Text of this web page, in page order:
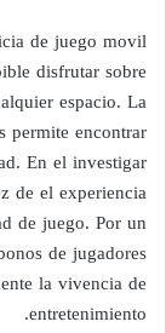
de juego movil
disfrutar sobre
espacio. La
encontrar
En el investigar
de el experiencia
de juego. Por un
de jugadores
la vivencia de
entretenimiento.